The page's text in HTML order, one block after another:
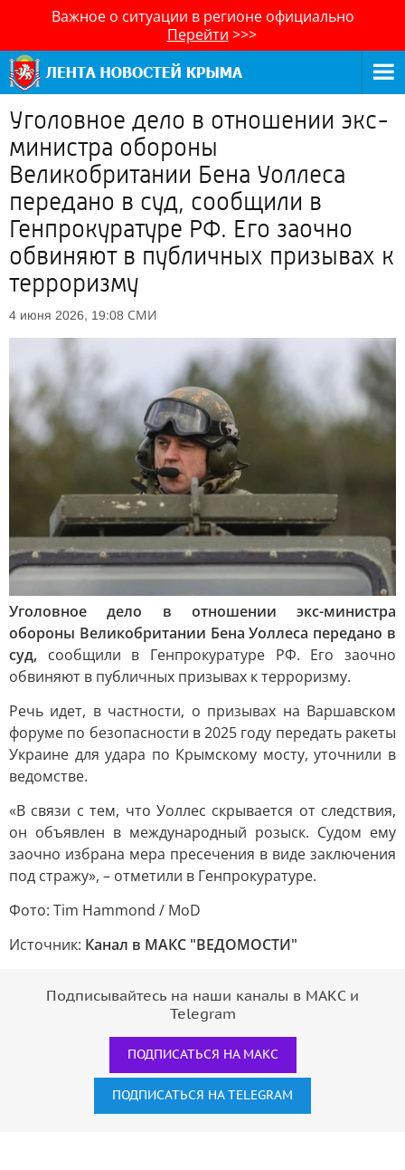
Важное о ситуации в регионе официально
Перейти >>>
Уголовное дело в отношении экс-
министра обороны
Великобритании Бена Уоллеса
передано в суд, сообщили в
Генпрокуратуре РФ. Его заочно
обвиняют в публичных призывах к
терроризму
4 июня 2026, 19:08 СМИ
Уголовное дело в отношении экс-министра
обороны Великобритании Бена Уоллеса передано в
суд, сообщили в Генпрокуратуре РФ. Его заочно
обвиняют в публичных призывах к терроризму.
Речь идет, в частности, о призывах на Варшавском
форуме по безопасности в 2025 году передать ракеты
Украине для удара по Крымскому мосту, уточнили в
ведомстве.
«В связи с тем, что Уоллес скрывается от следствия,
он объявлен в международный розыск. Судом ему
заочно избрана мера пресечения в виде заключения
под стражу», – отметили в Генпрокуратуре.
Фото: Tim Hammond / MoD
Источник: Канал в МАКС "ВЕДОМОСТИ"
Подписывайтесь на наши каналы в МАКС и
Telegram
ПОДПИСАТЬСЯ НА МАКС
ПОДПИСАТЬСЯ НА TELEGRAM